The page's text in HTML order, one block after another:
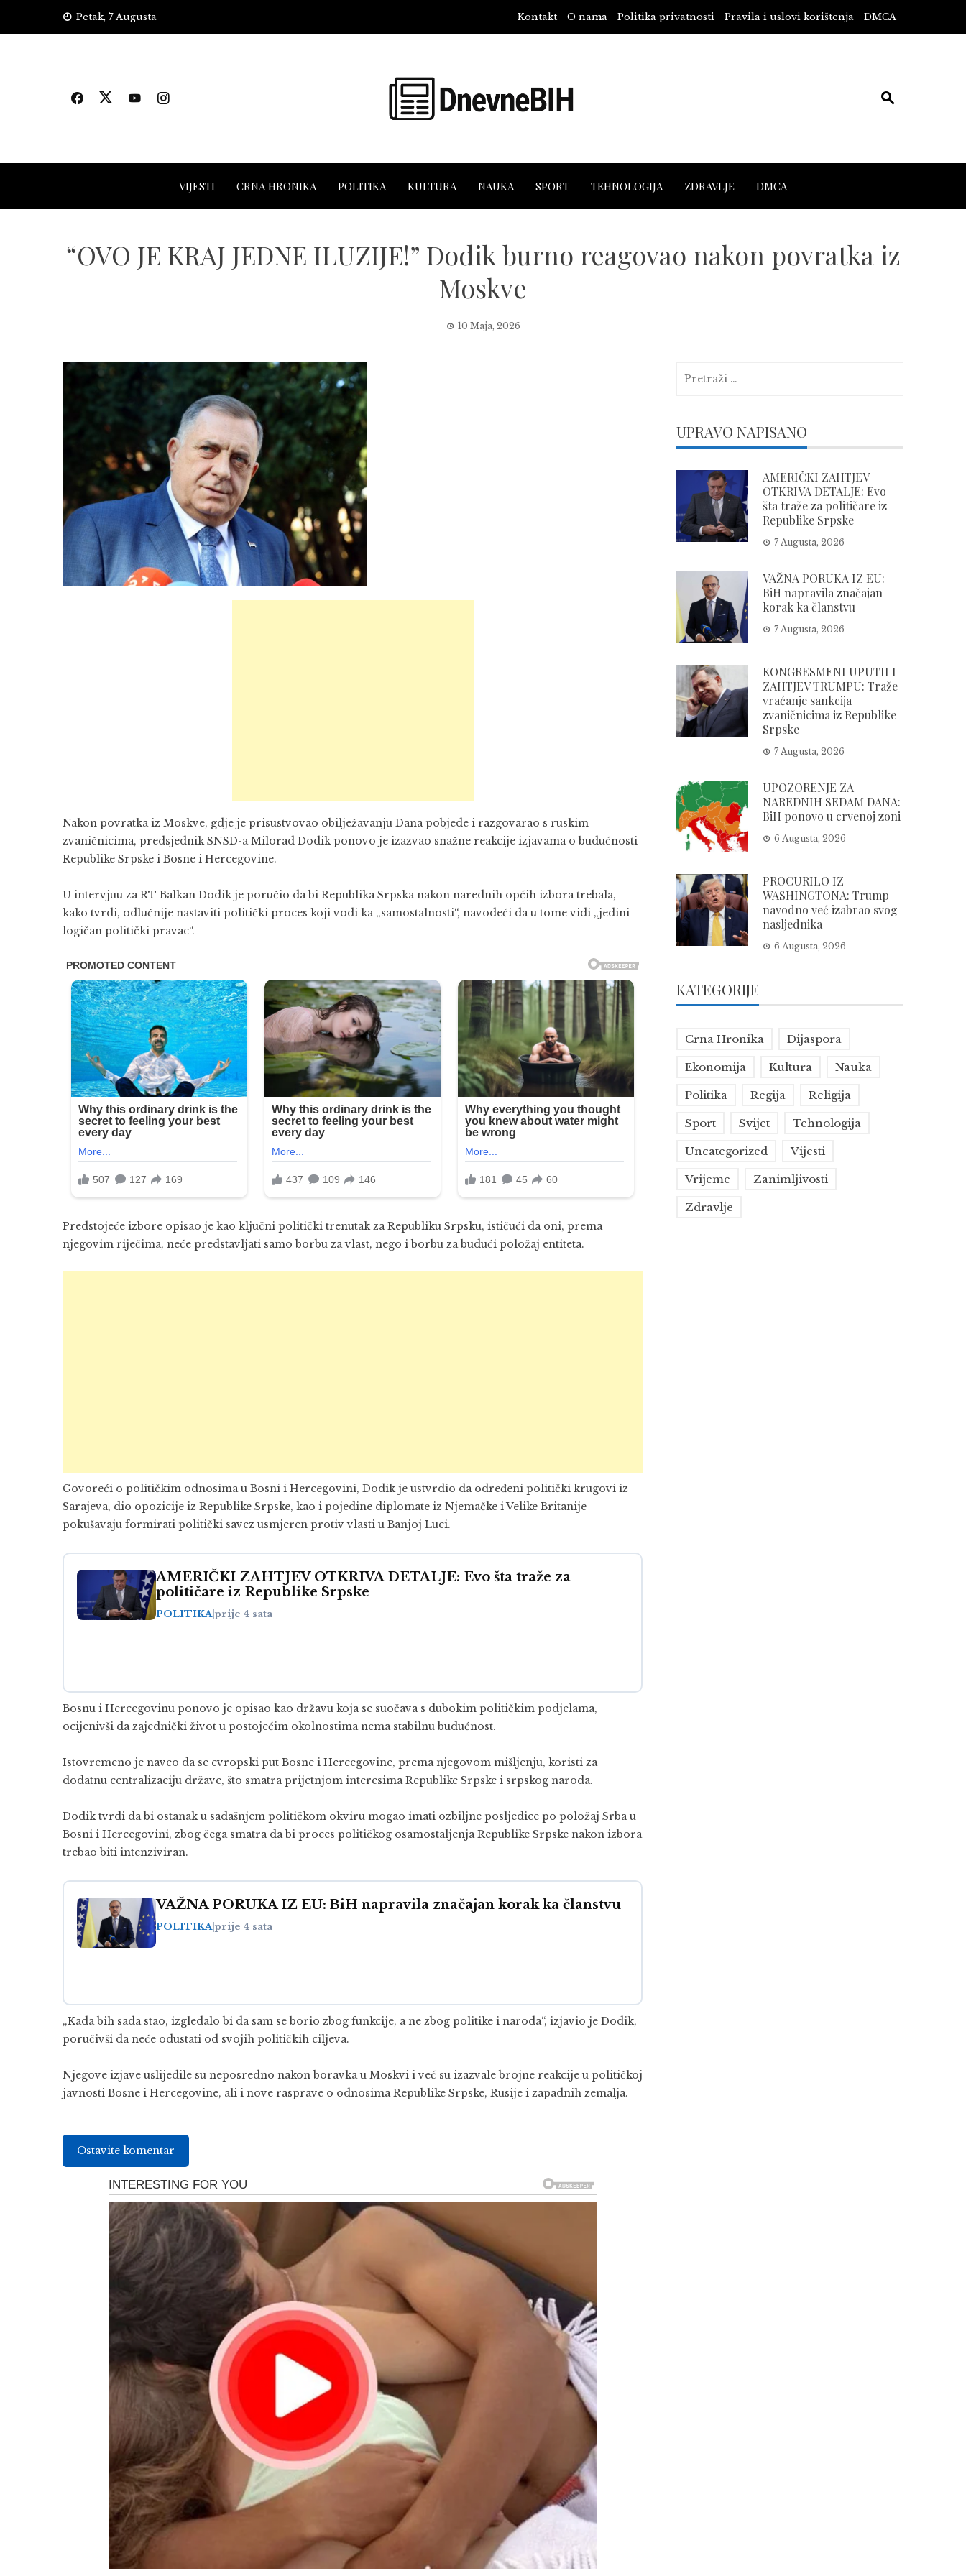
Petak, 7 Augusta Kontakt O nama Politika privatnosti Pravila i uslovi korištenja DMCA
VIJESTI CRNA HRONIKA POLITIKA KULTURA NAUKA SPORT TEHNOLOGIJA ZDRAVLJE DMCA
“OVO JE KRAJ JEDNE ILUZIJE!” Dodik burno reagovao nakon povratka iz
Moskve
10 Maja, 2026
Nakon povratka iz Moskve, gdje je prisustvovao obilježavanju Dana pobjede i razgovarao s ruskim
zvaničnicima, predsjednik SNSD-a Milorad Dodik ponovo je izazvao snažne reakcije izjavama o budućnosti
Republike Srpske i Bosne i Hercegovine.
U intervjuu za RT Balkan Dodik je poručio da bi Republika Srpska nakon narednih općih izbora trebala,
kako tvrdi, odlučnije nastaviti politički proces koji vodi ka „samostalnosti“, navodeći da u tome vidi „jedini
logičan politički pravac“.
Predstojeće izbore opisao je kao ključni politički trenutak za Republiku Srpsku, ističući da oni, prema
njegovim riječima, neće predstavljati samo borbu za vlast, nego i borbu za budući položaj entiteta.
Govoreći o političkim odnosima u Bosni i Hercegovini, Dodik je ustvrdio da određeni politički krugovi iz
Sarajeva, dio opozicije iz Republike Srpske, kao i pojedine diplomate iz Njemačke i Velike Britanije
pokušavaju formirati politički savez usmjeren protiv vlasti u Banjoj Luci.
AMERIČKI ZAHTJEV OTKRIVA DETALJE: Evo šta traže za
političare iz Republike Srpske
POLITIKAprije 4 sata
Bosnu i Hercegovinu ponovo je opisao kao državu koja se suočava s dubokim političkim podjelama,
ocijenivši da zajednički život u postojećim okolnostima nema stabilnu budućnost.
Istovremeno je naveo da se evropski put Bosne i Hercegovine, prema njegovom mišljenju, koristi za
dodatnu centralizaciju države, što smatra prijetnjom interesima Republike Srpske i srpskog naroda.
Dodik tvrdi da bi ostanak u sadašnjem političkom okviru mogao imati ozbiljne posljedice po položaj Srba u
Bosni i Hercegovini, zbog čega smatra da bi proces političkog osamostaljenja Republike Srpske nakon izbora
trebao biti intenziviran.
VAŽNA PORUKA IZ EU: BiH napravila značajan korak ka članstvu
POLITIKAprije 4 sata
„Kada bih sada stao, izgledalo bi da sam se borio zbog funkcije, a ne zbog politike i naroda“, izjavio je Dodik,
poručivši da neće odustati od svojih političkih ciljeva.
Njegove izjave uslijedile su neposredno nakon boravka u Moskvi i već su izazvale brojne reakcije u političkoj
javnosti Bosne i Hercegovine, ali i nove rasprave o odnosima Republike Srpske, Rusije i zapadnih zemalja.
Ostavite komentar
UPRAVO NAPISANO
AMERIČKI ZAHTJEV
OTKRIVA DETALJE: Evo
šta traže za političare iz
Republike Srpske
7 Augusta, 2026
VAŽNA PORUKA IZ EU:
BiH napravila značajan
korak ka članstvu
7 Augusta, 2026
KONGRESMENI UPUTILI
ZAHTJEV TRUMPU: Traže
vraćanje sankcija
zvaničnicima iz Republike
Srpske
7 Augusta, 2026
UPOZORENJE ZA
NAREDNIH SEDAM DANA:
BiH ponovo u crvenoj zoni
6 Augusta, 2026
PROCURILO IZ
WASHINGTONA: Trump
navodno već izabrao svog
nasljednika
6 Augusta, 2026
KATEGORIJE
Crna Hronika Dijaspora
Ekonomija Kultura Nauka
Politika Regija Religija
Sport Svijet Tehnologija
Uncategorized Vijesti
Vrijeme Zanimljivosti
Zdravlje